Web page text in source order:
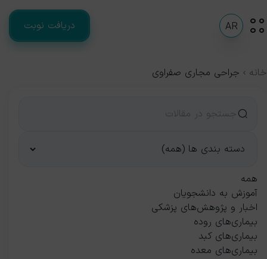
AR دریافت نوبت
خانه جراحی مجاری صفراوی
همه
آموزش به دانشجویان
اخبار و پژوهش‌های پزشکی
بیماری‌های روده
بیماری‌های کبد
بیماری‌های معده